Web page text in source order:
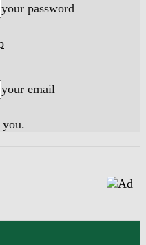
your password
your email